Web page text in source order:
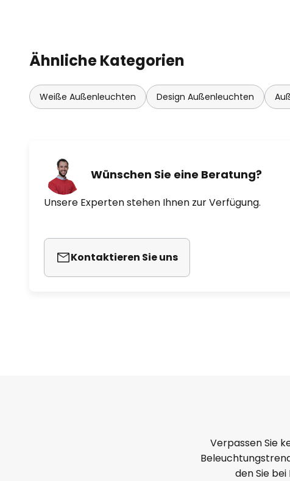
Ähnliche Kategorien
Weiße Außenleuchten Design Außenleuchten
Wünschen Sie eine Beratung?
Unsere Experten stehen Ihnen zur Verfügung.
Kontaktieren Sie uns
Verpassen Sie
den Sie